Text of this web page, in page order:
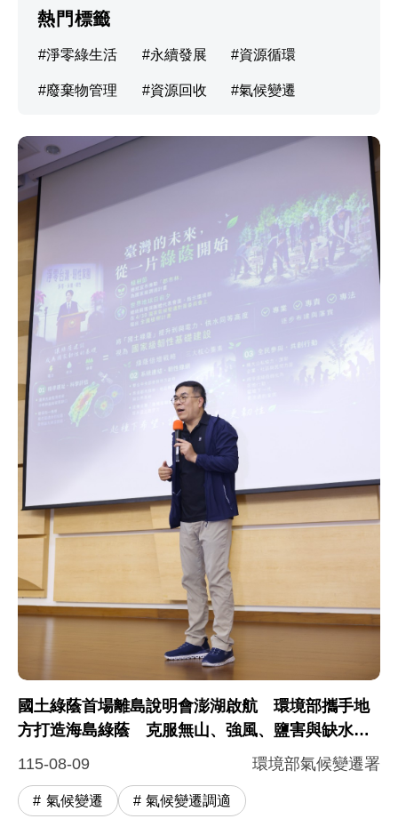
熱門標籤
淨零綠生活 永續發展 資源循環
廢棄物管理 資源回收 氣候變遷
國土綠蔭首場離島說明會澎湖啟航 環境部攜手地
方打造海島綠蔭 克服無山、強風、鹽害與缺水挑
戰
115-08-09 環境部氣候變遷署
氣候變遷 氣候變遷調適